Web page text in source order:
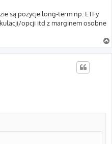
są pozycje long-term np. ETFy
opcji itd z marginem osobne